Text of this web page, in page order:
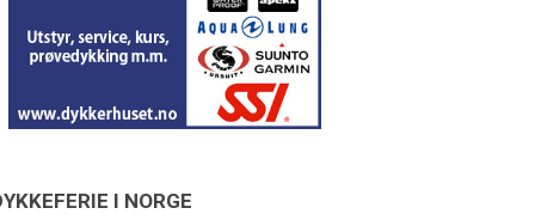
I NORGE